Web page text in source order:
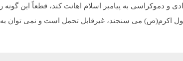
و دموکراسی به پیامبر اسلام اهانت کند، قطعاً این گونه
اکرم(ص) می سنجند، غیرقابل تحمل است و نمی توان به